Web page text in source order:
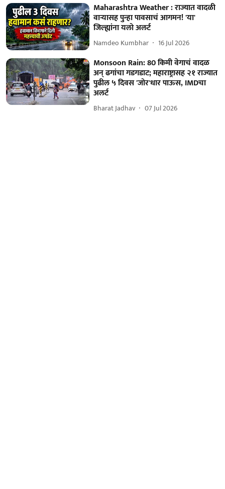
Maharashtra Weather : राज्यात वादळी
वाऱ्यासह पुन्हा पावसाचं आगमन! 'या'
जिल्ह्यांना यलो अलर्ट
Namdeo Kumbhar 16 Jul 2026
Monsoon Rain: 80 किमी वेगाचं वादळ
अन् ढगांचा गडगडाट; महाराष्ट्रासह २१ राज्यात
पुढील ५ दिवस 'जोर'धार पाऊस, IMDचा
अलर्ट
Bharat Jadhav 07 Jul 2026